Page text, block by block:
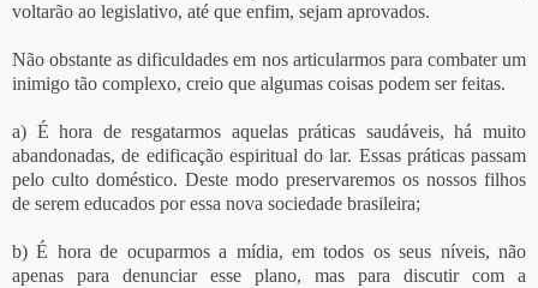
voltarão ao legislativo, até que enfim, sejam aprovados.
Não obstante as dificuldades em nos articularmos para combater um
inimigo tão complexo, creio que algumas coisas podem ser feitas.
a) É hora de resgatarmos aquelas práticas saudáveis, há muito
abandonadas, de edificação espiritual do lar. Essas práticas passam
pelo culto doméstico. Deste modo preservaremos os nossos filhos
de serem educados por essa nova sociedade brasileira;
b) É hora de ocuparmos a mídia, em todos os seus níveis, não
apenas para denunciar esse plano, mas para discutir com a